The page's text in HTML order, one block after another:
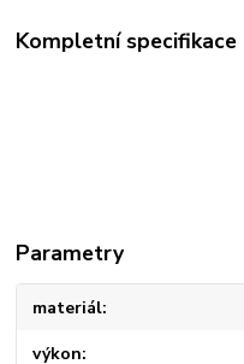
Kompletní specifikace
Parametry
materiál
výkon